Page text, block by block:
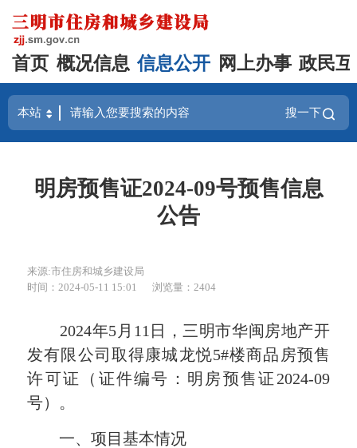
首页 概况信息 信息公开 网上办事 政民
搜一下
明房预售证2024-09号预售信息
公告
来源:市住房和城乡建设局
时间：2024-05-11 15:01
浏览量：2404
2024年5月11日，三明市华闽房地产开
发有限公司取得康城龙悦5#楼商品房预售
许可证（证件编号：明房预售证2024-09
号）。
一、项目基本情况